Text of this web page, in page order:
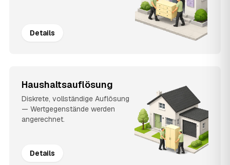
Details
Haushaltsauflösung
Diskrete, vollständige Auflösung
— Wertgegenstände werden
angerechnet.
Details